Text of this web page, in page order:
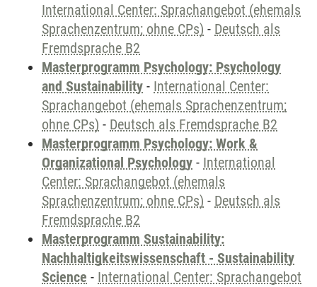
International Center: Sprachangebot (ehemals
Sprachenzentrum; ohne CPs) - Deutsch als
Fremdsprache B2
Masterprogramm Psychology: Psychology
and Sustainability - International Center:
Sprachangebot (ehemals Sprachenzentrum;
ohne CPs) - Deutsch als Fremdsprache B2
Masterprogramm Psychology: Work &
Organizational Psychology - International
Center: Sprachangebot (ehemals
Sprachenzentrum; ohne CPs) - Deutsch als
Fremdsprache B2
Masterprogramm Sustainability:
Nachhaltigkeitswissenschaft - Sustainability
Science - International Center: Sprachangebot